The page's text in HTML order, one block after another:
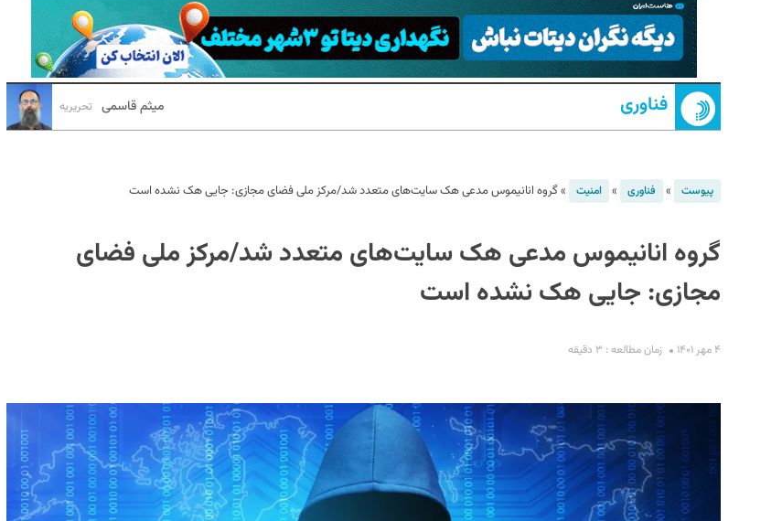
فناوری میثم قاسمی تحریریه
پیوست » فناوری » امنیت »گروه انانیموس مدعی هک سایت‌های متعدد شد/مرکز ملی فضای مجازی: جایی هک نشده است
گروه انانیموس مدعی هک سایت‌های متعدد شد/مرکز ملی فضای
مجازی: جایی هک نشده است
۴ مهر ۱۴۰۱ زمان مطالعه : ۳ دقیقه